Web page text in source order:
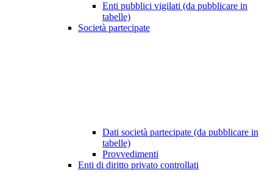
Enti pubblici vigilati (da pubblicare in
tabelle)
Società partecipate
Dati società partecipate (da pubblicare in
tabelle)
Provvedimenti
Enti di diritto privato controllati